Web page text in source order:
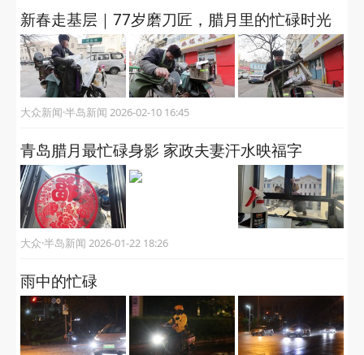
新春走基层｜77岁磨刀匠，腊月里的忙碌时光
大众新闻·半岛新闻 2026-02-10 16:45
青岛腊月最忙碌身影 家政夫妻汗水映福字
大众·半岛新闻 2026-01-22 18:26
雨中的忙碌